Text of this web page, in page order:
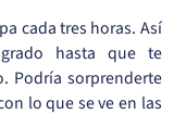
cada tres horas. Así
hasta que te
Podría sorprenderte
lo que se ve en las